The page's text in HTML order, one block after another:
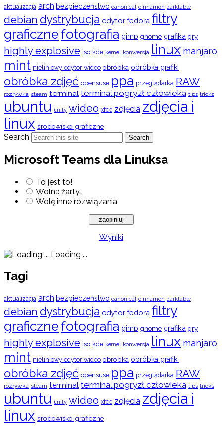
aktualizacja arch bezpieczeństwo canonical cinnamon darktable
debian dystrybucja edytor fedora filtry
graficznefotografia gimp gnome grafika gry
highly explosive iso kde kernel konwersja linux manjaro
mint nieliniowy edytor wideo obróbka obróbka grafiki
obróbka zdjęć opensuse ppa przeglądarka RAW
rozrywka steam terminal terminal pogryzł człowieka tips tricks
ubuntu unity wideo xfce zdjęcia zdjęcia i
linux środowisko graficzne
Search Search
Microsoft Teams dla Linuksa
To jest to!
Wolne żarty…
Wolę inne rozwiązania
Wyniki
Loading ...
Tagi
aktualizacja arch bezpieczeństwo canonical cinnamon darktable
debian dystrybucja edytor fedora filtry
graficznefotografia gimp gnome grafika gry
highly explosive iso kde kernel konwersja linux manjaro
mint nieliniowy edytor wideo obróbka obróbka grafiki
obróbka zdjęć opensuse ppa przeglądarka RAW
rozrywka steam terminal terminal pogryzł człowieka tips tricks
ubuntu unity wideo xfce zdjęcia zdjęcia i
linux środowisko graficzne